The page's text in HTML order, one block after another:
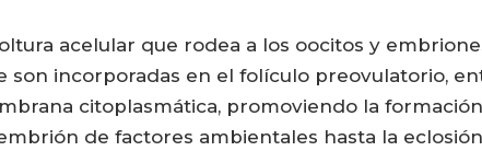
acelular que rodea a los oocitos y
son incorporadas en el folículo preovulatorio,
citoplasmática, promoviendo la
de factores ambientales hasta la